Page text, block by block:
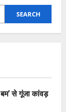
SEARCH
से गूंजा कांवड़